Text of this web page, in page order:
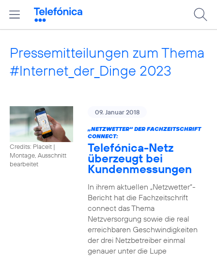
Pressemitteilungen zum Thema
#Internet_der_Dinge 2023
Credits: Placeit |
Montage, Ausschnitt
bearbeitet
09. Januar 2018
„NETZWETTER“ DER FACHZEITSCHRIFT
CONNECT:
Telefónica-Netz
überzeugt bei
Kundenmessungen
In ihrem aktuellen „Netzwetter“-
Bericht hat die Fachzeitschrift
connect das Thema
Netzversorgung sowie die real
erreichbaren Geschwindigkeiten
der drei Netzbetreiber einmal
genauer unter die Lupe